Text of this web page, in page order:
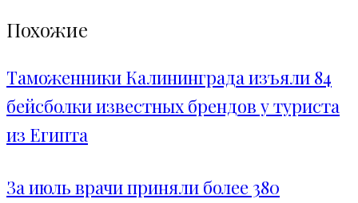
Похожие
Таможенники Калининграда изъяли 84
бейсболки известных брендов у туриста
из Египта
За июль врачи приняли более 380